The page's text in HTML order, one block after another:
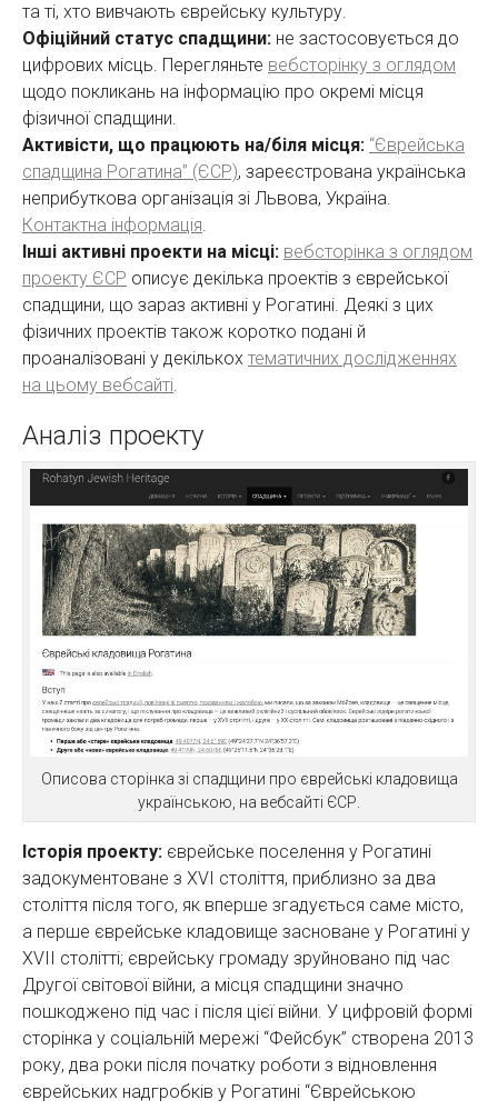
та ті, хто вивчають єврейську культуру.
Офіційний статус спадщини: не застосовується до
цифрових місць. Перегляньте вебсторінку з оглядом
щодо покликань на інформацію про окремі місця
фізичної спадщини.
Активісти, що працюють на/біля місця: “Єврейська
спадщина Рогатина” (ЄСР), зареєстрована українська
неприбуткова організація зі Львова, Україна.
Контактна інформація.
Інші активні проекти на місці: вебсторінка з оглядом
проекту ЄСР описує декілька проектів з єврейської
спадщини, що зараз активні у Рогатині. Деякі з цих
фізичних проектів також коротко подані й
проаналізовані у декількох тематичних дослідженнях
на цьому вебсайті.
Аналіз проекту
Описова сторінка зі спадщини про єврейські кладовища
українською, на вебсайті ЄСР.
Історія проекту: єврейське поселення у Рогатині
задокументоване з XVI століття, приблизно за два
століття після того, як вперше згадується саме місто,
а перше єврейське кладовище засноване у Рогатині у
XVIІ столітті; єврейську громаду зруйновано під час
Другої світової війни, а місця спадщини значно
пошкоджено під час і після цієї війни. У цифровій формі
сторінка у соціальній мережі “Фейсбук” створена 2013
року, два роки після початку роботи з відновлення
єврейських надгробків у Рогатині “Єврейською